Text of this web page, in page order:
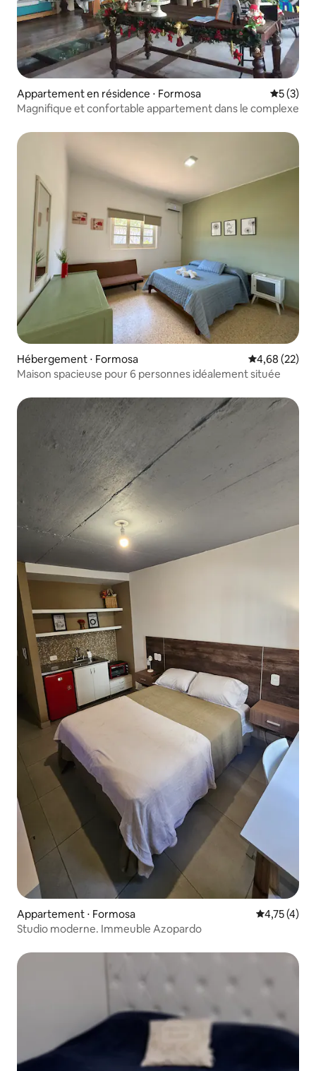
Appartement en résidence ⋅ Formosa
5 (3)
Magnifique et confortable appartement dans le complexe
Hébergement ⋅ Formosa Évaluation
4,68 (22)
Maison spacieuse pour 6 personnes idéalement située
Appartement ⋅ Formosa Évaluation
4,75 (4)
Studio moderne. Immeuble Azopardo